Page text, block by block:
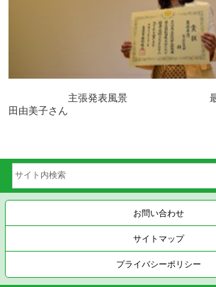
主張発表風景 最優秀賞
田由美子さん
お問い合わせ
サイトマップ
プライバシーポリシー